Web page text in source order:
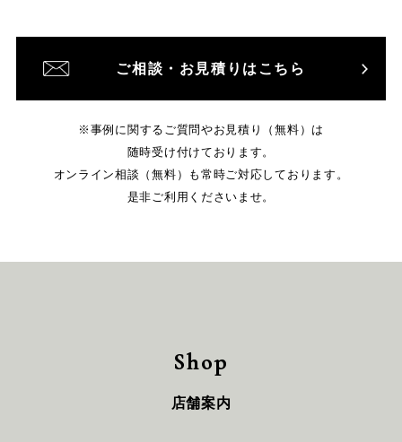
ご相談・お見積りはこちら
※事例に関するご質問やお見積り（無料）は
随時受け付けております。
オンライン相談（無料）も常時ご対応しております。
是非ご利用くださいませ。
Shop
店舗案内